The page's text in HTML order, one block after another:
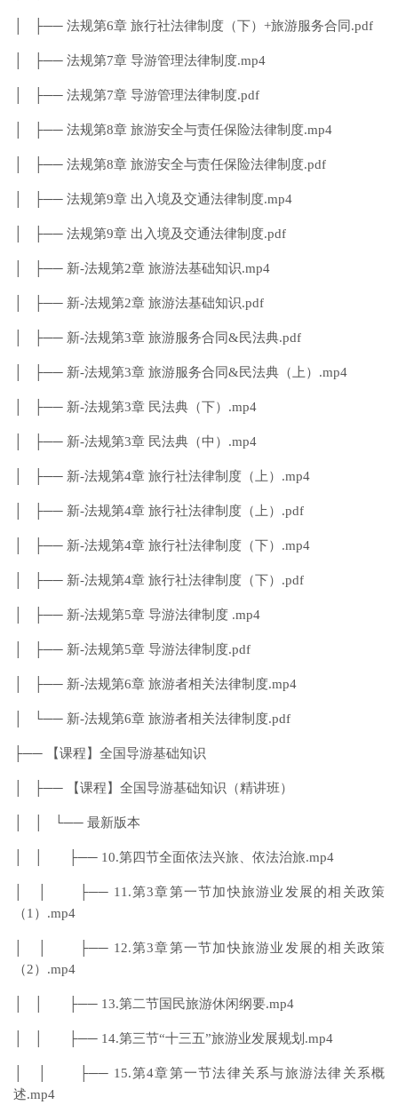
│ ├── 法规第6章 旅行社法律制度（下）+旅游服务合同.pdf
│ ├── 法规第7章 导游管理法律制度.mp4
│ ├── 法规第7章 导游管理法律制度.pdf
│ ├── 法规第8章 旅游安全与责任保险法律制度.mp4
│ ├── 法规第8章 旅游安全与责任保险法律制度.pdf
│ ├── 法规第9章 出入境及交通法律制度.mp4
│ ├── 法规第9章 出入境及交通法律制度.pdf
│ ├── 新-法规第2章 旅游法基础知识.mp4
│ ├── 新-法规第2章 旅游法基础知识.pdf
│ ├── 新-法规第3章 旅游服务合同&民法典.pdf
│ ├── 新-法规第3章 旅游服务合同&民法典（上）.mp4
│ ├── 新-法规第3章 民法典（下）.mp4
│ ├── 新-法规第3章 民法典（中）.mp4
│ ├── 新-法规第4章 旅行社法律制度（上）.mp4
│ ├── 新-法规第4章 旅行社法律制度（上）.pdf
│ ├── 新-法规第4章 旅行社法律制度（下）.mp4
│ ├── 新-法规第4章 旅行社法律制度（下）.pdf
│ ├── 新-法规第5章 导游法律制度 .mp4
│ ├── 新-法规第5章 导游法律制度.pdf
│ ├── 新-法规第6章 旅游者相关法律制度.mp4
│ └── 新-法规第6章 旅游者相关法律制度.pdf
├── 【课程】全国导游基础知识
│ ├── 【课程】全国导游基础知识（精讲班）
│ │ └── 最新版本
│ │ ├── 10.第四节全面依法兴旅、依法治旅.mp4
│ │ ├── 11.第3章第一节加快旅游业发展的相关政策
（1）.mp4
│ │ ├── 12.第3章第一节加快旅游业发展的相关政策
（2）.mp4
│ │ ├── 13.第二节国民旅游休闲纲要.mp4
│ │ ├── 14.第三节“十三五”旅游业发展规划.mp4
│ │ ├── 15.第4章第一节法律关系与旅游法律关系概
述.mp4